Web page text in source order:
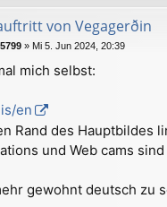
von Vegagerðin
» Mi 5. Jun 2024, 20:39
mich selbst:
en
Rand des Hauptbildes
und Web cams
gewohnt deutsch zu